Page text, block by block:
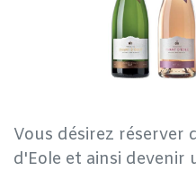
Vous désirez réserver
d'Eole et ainsi devenir